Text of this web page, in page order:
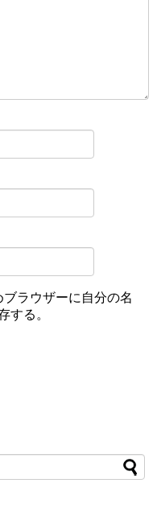
ラウザーに自分の名
する。